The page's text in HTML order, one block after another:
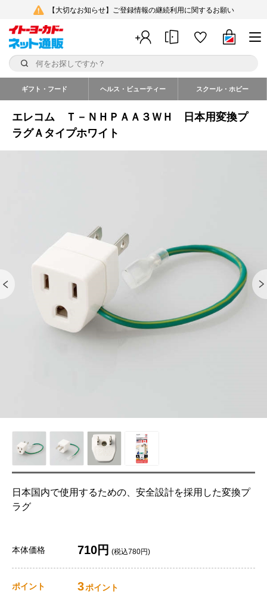
【大切なお知らせ】ご登録情報の継続利用に関するお願い
ギフト・フード ヘルス・ビューティー スクール・ホビー
エレコム Ｔ－ＮＨＰＡＡ３ＷＨ 日本用変換プ
ラグＡタイプホワイト
日本国内で使用するための、安全設計を採用した変換プ
ラグ
本体価格 710円 (税込780円)
ポイント 3ポイント